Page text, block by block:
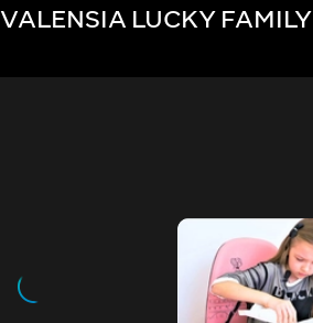
VALENSIA LUCKY FAMILY